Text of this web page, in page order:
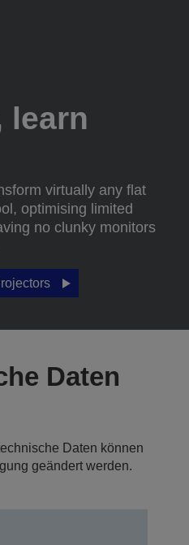
learn
virtually any flat
optimising limited
no clunky monitors
Daten
Daten können
geändert werden.